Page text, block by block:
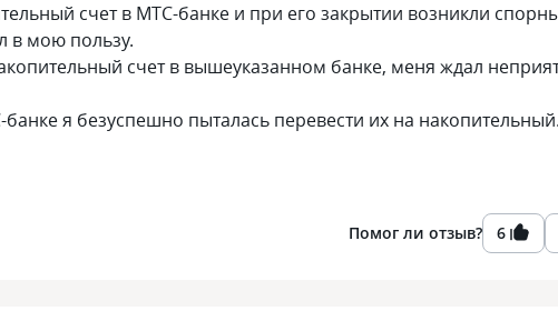
счет в МТС-банке и при его закрытии возникли
в мою пользу.
счет в вышеуказанном банке, меня ждал
я безуспешно пыталась перевести их на
Помог ли отзыв? 6